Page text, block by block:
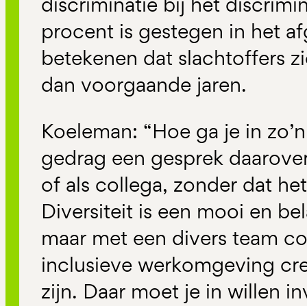
procent is gestegen in het
betekenen dat slachtoffers
dan voorgaande jaren.
Koeleman: “Hoe ga je in
gedrag een gesprek
of als collega, zonder dat
Diversiteit is een mooi en
maar met een divers team
inclusieve werkomgeving
zijn. Daar moet je in willen